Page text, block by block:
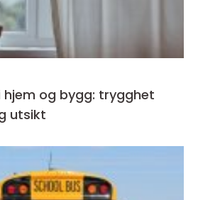
hjem og bygg: trygghet
utsikt